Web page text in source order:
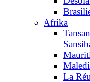
Afrika
La